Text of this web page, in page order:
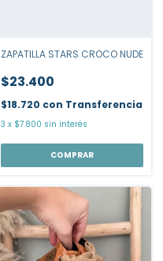
ZAPATILLA STARS CROCO NUDE
$23.400
$18.720 con Transferencia
3 x $7.800 sin interés
COMPRAR